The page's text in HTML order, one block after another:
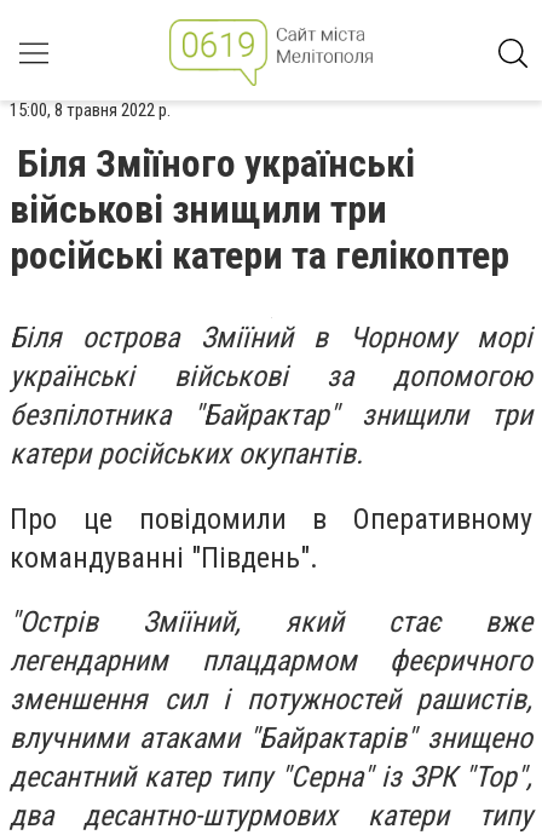
15:00, 8 травня 2022 р.
Біля Зміїного українські
військові знищили три
російські катери та гелікоптер
Біля острова Зміїний в Чорному морі
українські військові за допомогою
безпілотника "Байрактар" знищили три
катери російських окупантів.
Про це повідомили в Оперативному
командуванні "Південь".
"Острів Зміїний, який стає вже
легендарним плацдармом феєричного
зменшення сил і потужностей рашистів,
влучними атаками "Байрактарів" знищено
десантний катер типу "Серна" із ЗРК "Тор",
два десантно-штурмових катери типу